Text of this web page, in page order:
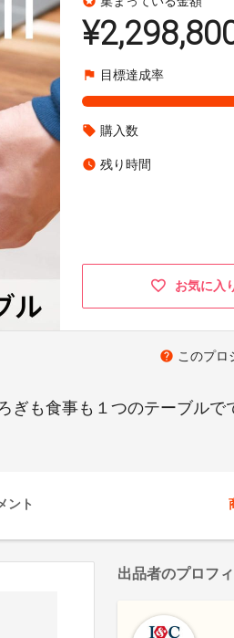
flag 目標達成率
local_offer 購入数
watch_later 残り時間
お気に入
help このプロ
ぎも食事も１つのテーブルで
ント
出品者のプロフ